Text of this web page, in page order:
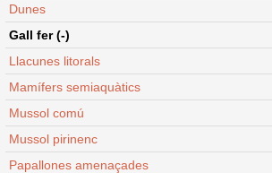
Dunes
Gall fer (-)
Llacunes litorals
Mamífers semiaquàtics
Mussol comú
Mussol pirinenc
Papallones amenaçades